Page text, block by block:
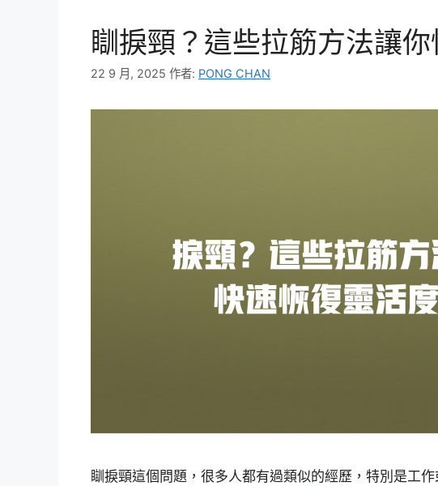
瞓捩頸？這些拉筋方法讓你
22 9 月, 2025 作者: PONG CHAN
瞓捩頸這個問題，很多人都有過類似的經歷，特別是工